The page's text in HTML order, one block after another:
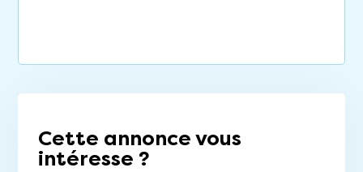
Cette annonce vous
intéresse ?